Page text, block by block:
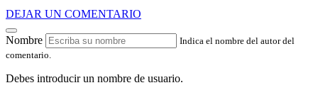
DEJAR UN COMENTARIO
Nombre
Indica el nombre del autor del
comentario.
Debes introducir un nombre de usuario.